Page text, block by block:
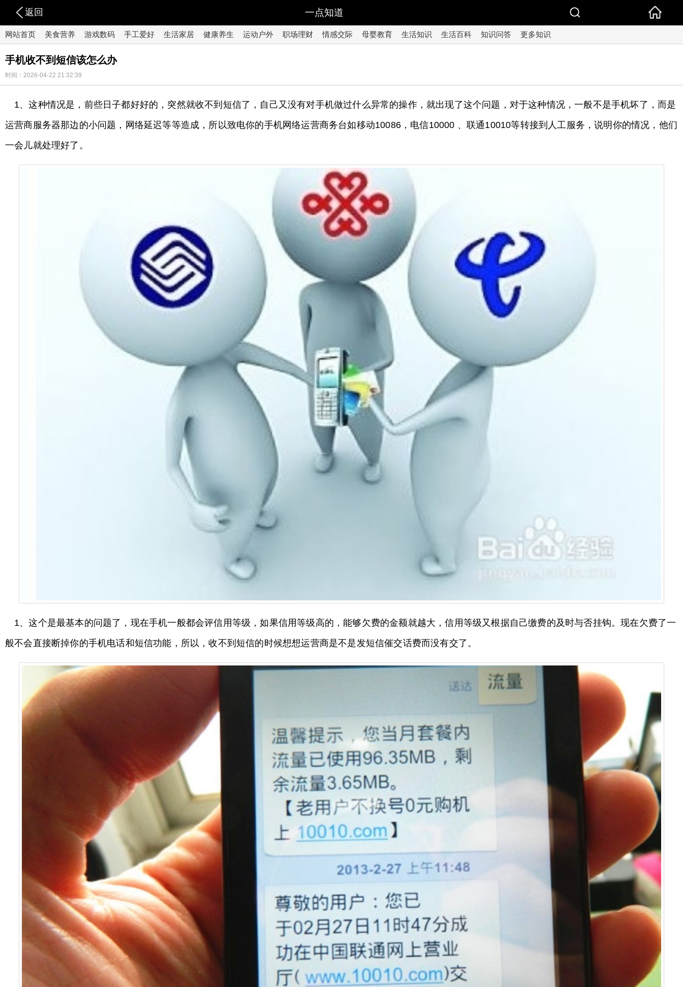
返回 一点知道
网站首页 美食营养 游戏数码 手工爱好 生活家居 健康养生 运动户外 职场理财 情感交际 母婴教育 生活知识 生活百科 知识问答 更多知识
手机收不到短信该怎么办
时间：2026-04-22 21:32:39
1、这种情况是，前些日子都好好的，突然就收不到短信了，自己又没有对手机做过什么异常的操作，就出现了这个问题，对于这种情况，一般不是手机坏了，而是
运营商服务器那边的小问题，网络延迟等等造成，所以致电你的手机网络运营商务台如移动10086，电信10000 、联通10010等转接到人工服务，说明你的情况，他们
一会儿就处理好了。
1、这个是最基本的问题了，现在手机一般都会评信用等级，如果信用等级高的，能够欠费的金额就越大，信用等级又根据自己缴费的及时与否挂钩。现在欠费了一
般不会直接断掉你的手机电话和短信功能，所以，收不到短信的时候想想运营商是不是发短信催交话费而没有交了。